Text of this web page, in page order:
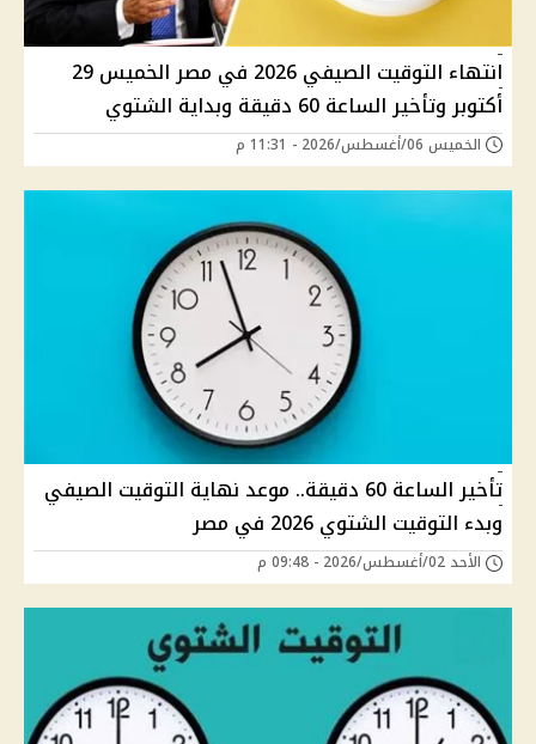
انتهاء التوقيت الصيفي 2026 في مصر الخميس 29
أكتوبر وتأخير الساعة 60 دقيقة وبداية الشتوي
الخميس 06/أغسطس/2026 - 11:31 م
تأخير الساعة 60 دقيقة.. موعد نهاية التوقيت الصيفي
وبدء التوقيت الشتوي 2026 في مصر
الأحد 02/أغسطس/2026 - 09:48 م